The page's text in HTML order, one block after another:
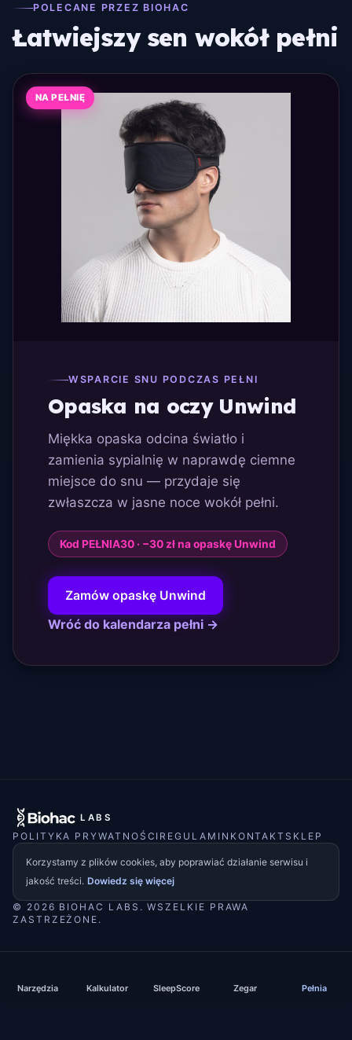
POLECANE PRZEZ BIOHAC
Łatwiejszy sen wokół pełni
NA PEŁNIĘ
WSPARCIE SNU PODCZAS PEŁNI
Opaska na oczy Unwind
Miękka opaska odcina światło i
zamienia sypialnię w naprawdę ciemne
miejsce do snu — przydaje się
zwłaszcza w jasne noce wokół pełni.
Kod PEŁNIA30 · −30 zł na opaskę Unwind
Zamów opaskę Unwind
Wróć do kalendarza pełni →
LABS
POLITYKA PRYWATNOŚCI REGULAMIN KONTAKT SKLEP
Korzystamy z plików cookies, aby poprawiać działanie serwisu i
jakość treści. Dowiedz się więcej
© 2026 BIOHAC LABS. WSZELKIE PRAWA
ZASTRZEŻONE.
Narzędzia Kalkulator SleepScore Zegar Pełnia